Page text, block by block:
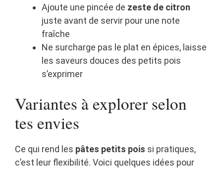
Ajoute une pincée de zeste de citron
juste avant de servir pour une note
fraîche
Ne surcharge pas le plat en épices, laisse
les saveurs douces des petits pois
s’exprimer
Variantes à explorer selon
tes envies
Ce qui rend les pâtes petits pois si pratiques,
c’est leur flexibilité. Voici quelques idées pour